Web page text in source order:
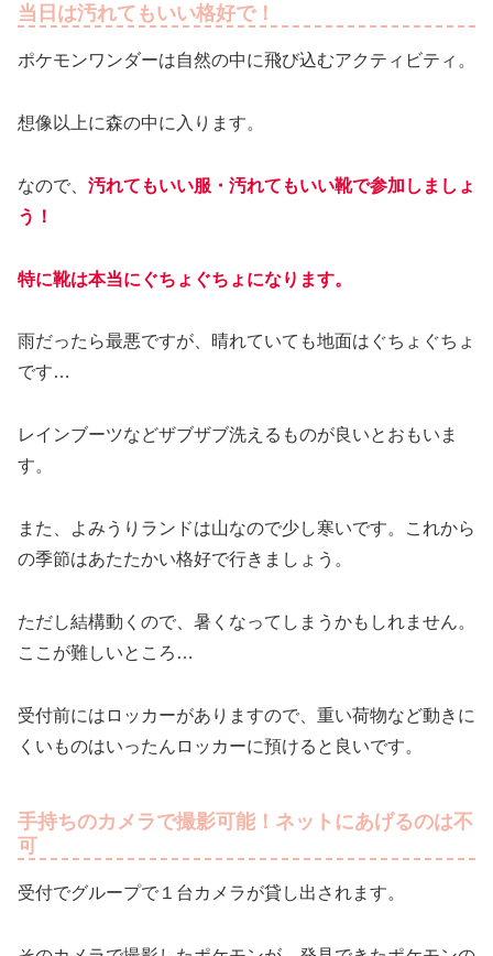
当日は汚れてもいい格好で！
ポケモンワンダーは自然の中に飛び込むアクティビティ。
想像以上に森の中に入ります。
なので、 汚れてもいい服・汚れてもいい靴で参加しましょ
う！
特に靴は本当にぐちょぐちょになります。
雨だったら最悪ですが、晴れていても地面はぐちょぐちょ
です…
レインブーツなどザブザブ洗えるものが良いとおもいま
す。
また、よみうりランドは山なので少し寒いです。これから
の季節はあたたかい格好で行きましょう。
ただし結構動くので、暑くなってしまうかもしれません。
ここが難しいところ…
受付前にはロッカーがありますので、重い荷物など動きに
くいものはいったんロッカーに預けると良いです。
手持ちのカメラで撮影可能！ネットにあげるのは不
可
受付でグループで１台カメラが貸し出されます。